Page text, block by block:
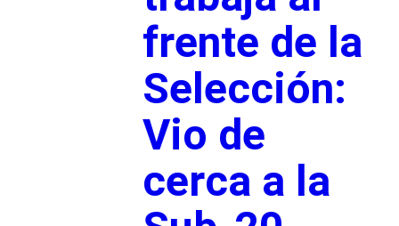
frente de la
Selección:
Vio de
cerca a la